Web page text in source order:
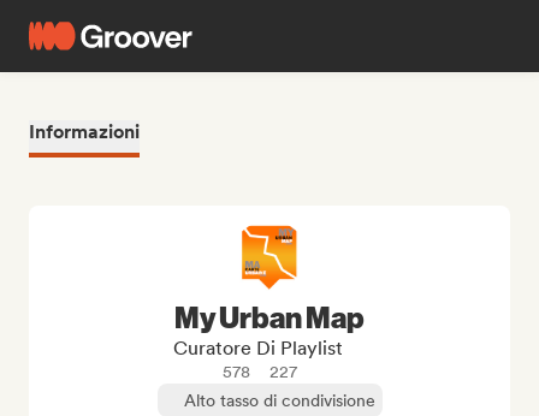
Informazioni
My Urban Map
Curatore Di Playlist
578
227
Alto tasso di condivisione